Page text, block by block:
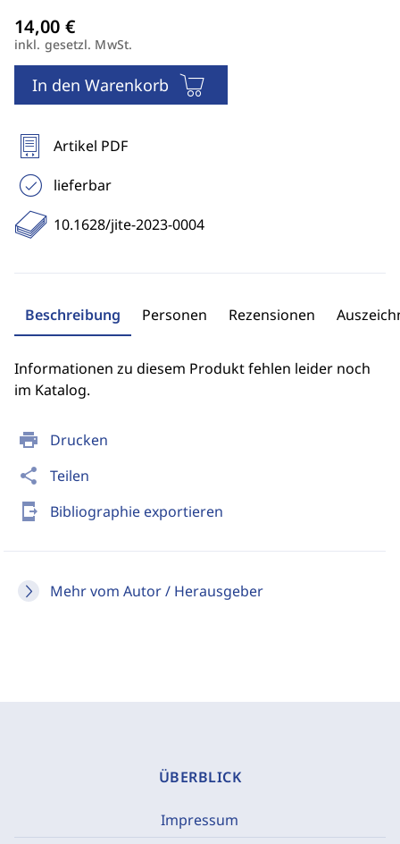
print Drucken
share Teilen
send_to_mobile Bibliographie exportieren
Mehr vom Autor / Herausgeber
inkl. gesetzl. MwSt.
In den Warenkorb
Artikel PDF
lieferbar
10.1628/jite-2023-0004
Beschreibung Personen Rezensionen
Informationen zu diesem Produkt fehlen leider noch
im Katalog.
ÜBERBLICK
Impressum